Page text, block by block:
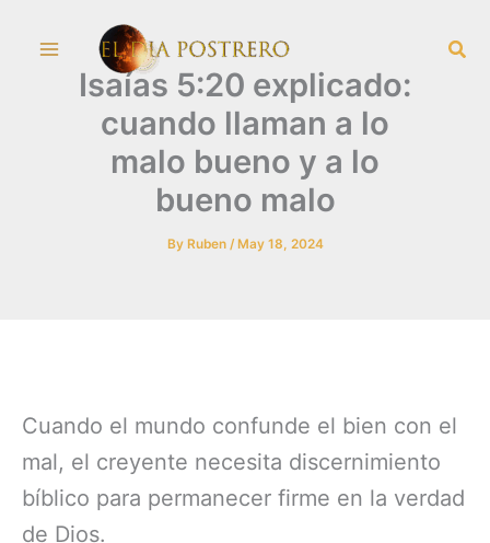
Isaías 5:20 explicado:
cuando llaman a lo
malo bueno y a lo
bueno malo
By Ruben / May 18, 2024
Cuando el mundo confunde el bien con el
mal, el creyente necesita discernimiento
bíblico para permanecer firme en la verdad
de Dios.